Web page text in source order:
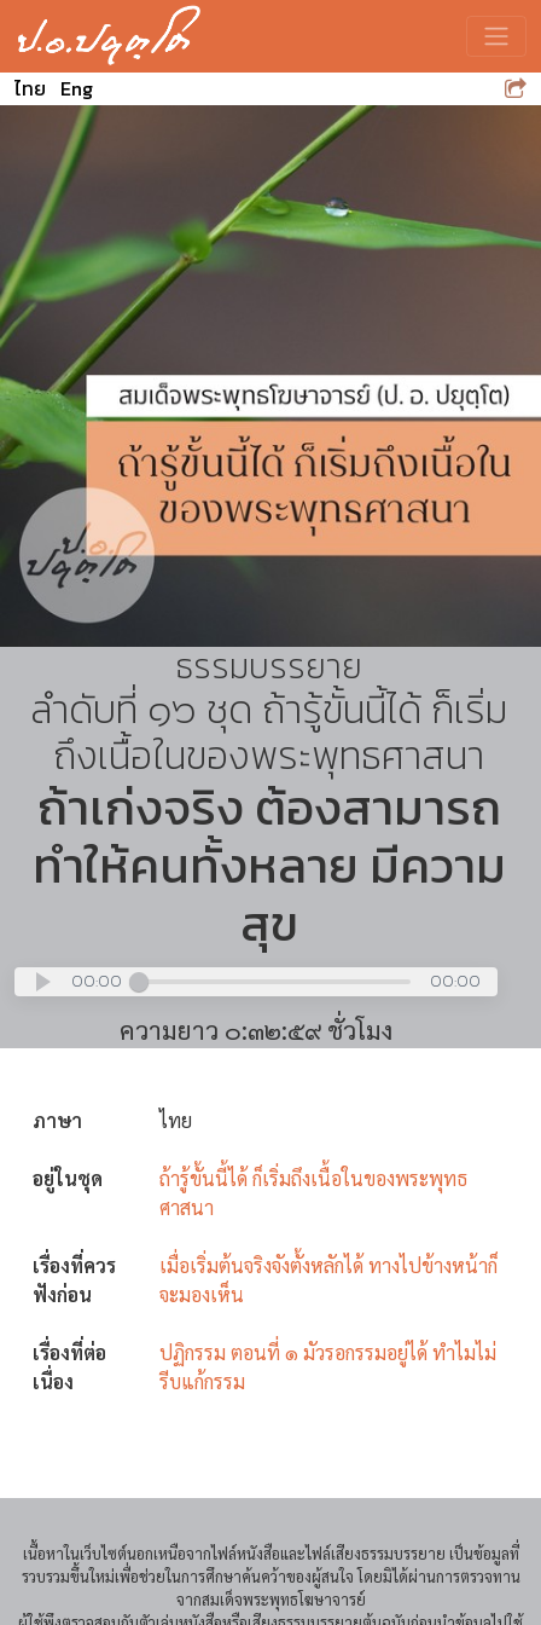
ไทย Eng
ธรรมบรรยาย
ลำดับที่ ๑๖ ชุด ถ้ารู้ขั้นนี้ได้ ก็เริ่ม
ถึงเนื้อในของพระพุทธศาสนา
ถ้าเก่งจริง ต้องสามารถ
ทำให้คนทั้งหลาย มีความ
สุข
00:00 00:00
ความยาว ๐:๓๒:๕๙ ชั่วโมง
ภาษา ไทย
อยู่ในชุด
ถ้ารู้ขั้นนี้ได้ ก็เริ่มถึงเนื้อในของพระพุทธ
ศาสนา
เรื่องที่ควร
ฟังก่อน
เมื่อเริ่มต้นจริงจังตั้งหลักได้ ทางไปข้างหน้าก็
จะมองเห็น
เรื่องที่ต่อ
เนื่อง
ปฏิกรรม ตอนที่ ๑ มัวรอกรรมอยู่ได้ ทำไมไม่
รีบแก้กรรม
เนื้อหาในเว็บไซต์นอกเหนือจากไฟล์หนังสือและไฟล์เสียงธรรมบรรยาย เป็นข้อมูลที่
รวบรวมขึ้นใหม่เพื่อช่วยในการศึกษาค้นคว้าของผู้สนใจ โดยมิได้ผ่านการตรวจทาน
จากสมเด็จพระพุทธโฆษาจารย์